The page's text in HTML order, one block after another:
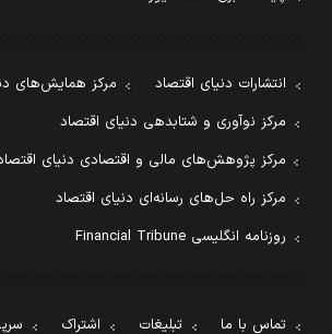
انتشارات دنیای اقتصاد
مرکز همایش‌های
مرکز نوآوری و شتابدهی دنیای اقتصاد
مرکز پژوهش‌های مالی و اقتصادی دنیای
مرکز راه حل‌های رسانه‌ای دنیای اقتصاد
روزنامه انگلیسی Financial Tribune
تماس با ما تبلیغات اشتراک